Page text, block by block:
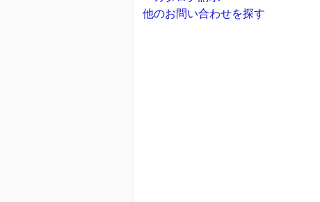
他のお問い合わせを探す